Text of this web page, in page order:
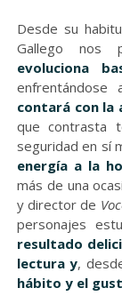
Desde su
Gallego nos
evoluciona
enfrentándose
contará con la
que contrasta
seguridad en sí
energía a la
más de una
y director de
personajes
resultado
lectura y,
hábito y el